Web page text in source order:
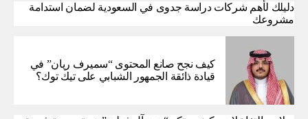
دليلك لأهم شركات دراسة جدوى في السعودية لضمان استدامة
مشروعك
كيف نجح صانع المحتوى “سميرف ريان” في
قيادة ذائقة الجمهور الشبابي على تيك توك؟